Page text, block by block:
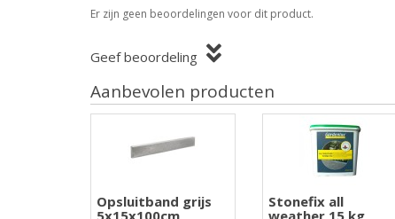
Er zijn geen beoordelingen voor dit product.
Geef beoordeling
Aanbevolen producten
Opsluitband grijs
Stonefix all